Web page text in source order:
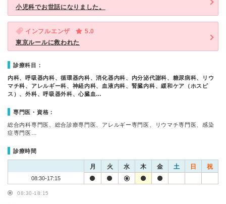
小児科でお世話になりました。
インフルエンザ
5.0
東京ルールに救われた
診療科目：
内科、呼吸器内科、循環器内科、消化器内科、内分泌代謝科、糖尿病科、リウ
マチ科、アレルギー科、神経内科、血液内科、腎臓内科、緩和ケア（ホスピ
ス）、外科、呼吸器外科、心臓血…
専門医・資格：
総合内科専門医、総合診療専門医、アレルギー専門医、リウマチ専門医、感染
症専門医…
診療時間
月 火 水 木 金 土 日 祝
08:30-17:15
08:30-18:15